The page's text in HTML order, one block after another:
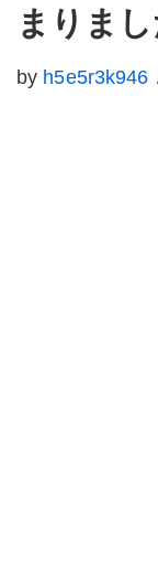
キ
プ
まりまし
by h5e5r3k946